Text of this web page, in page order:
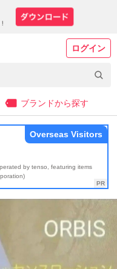
ログイン
ブランドから探す
by tenso, featuring items
Overseas Visitors